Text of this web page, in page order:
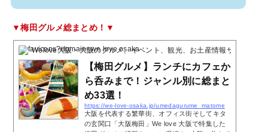
▼梅田グルメ総まとめ！▼
Welove大阪・大阪のグルメ、イベント、観光、お土産情報サイト
【梅田グルメ】ランチにカフェか
ら呑みまで！ジャンル別に総まと
め33選！
https://we-love-osaka.jp/umedagurume_matome
大阪を代表する繁華街、オフィス街そしてキタ
の玄関口「大阪梅田」We love 大阪で特集した